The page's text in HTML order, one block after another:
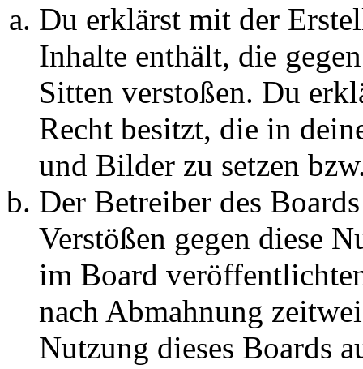
Du erklärst mit der
Inhalte enthält, die
Sitten verstoßen. Du
Recht besitzt, die in
und Bilder zu setzen
Der Betreiber des
Verstößen gegen diese
im Board
nach Abmahnung
Nutzung dieses Boards